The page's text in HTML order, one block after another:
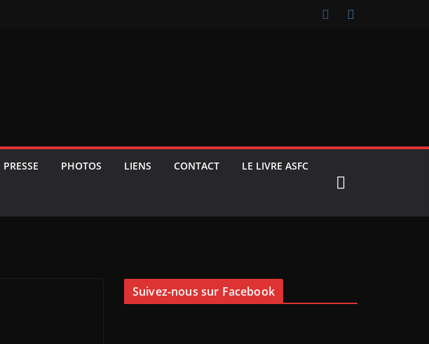
PRESSE PHOTOS LIENS CONTACT LE LIVRE ASFC
Suivez-nous sur Facebook